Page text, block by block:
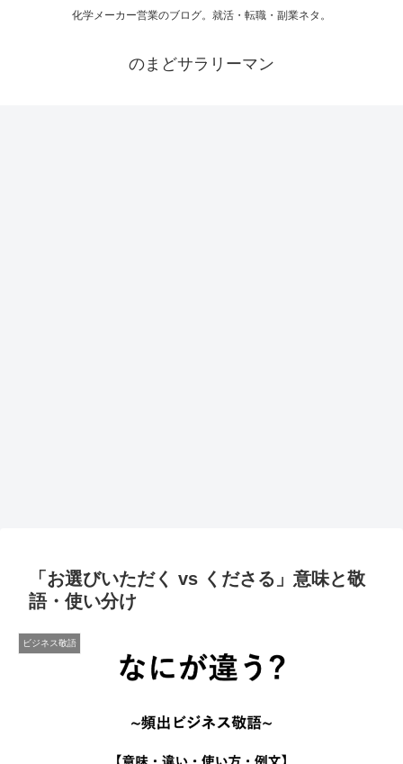
化学メーカー営業のブログ。就活・転職・副業ネタ。
のまどサラリーマン
「お選びいただく vs くださる」意味と敬
語・使い分け
ビジネス敬語